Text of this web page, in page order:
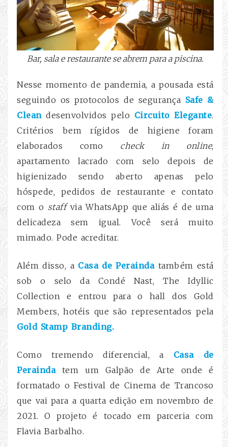
Bar, sala e restaurante se abrem para a piscina.
Nesse momento de pandemia, a pousada está
seguindo os protocolos de segurança Safe &
Cleandesenvolvidos pelo Circuito Elegante.
Critérios bem rígidos de higiene foram
elaborados como check in online,
apartamento lacrado com selo depois de
higienizado sendo aberto apenas pelo
hóspede, pedidos de restaurante e contato
com o staff via WhatsApp que aliás é de uma
delicadeza sem igual. Você será muito
mimado. Pode acreditar.
Além disso, a Casa de Peraindatambém está
sob o selo da Condé Nast, The Idyllic
Collection e entrou para o hall dos Gold
Members, hotéis que são representados pela
Gold Stamp Branding.
Como tremendo diferencial, a Casa de
Perainda tem um Galpão de Arte onde é
formatado o Festival de Cinema de Trancoso
que vai para a quarta edição em novembro de
2021. O projeto é tocado em parceria com
Flavia Barbalho.